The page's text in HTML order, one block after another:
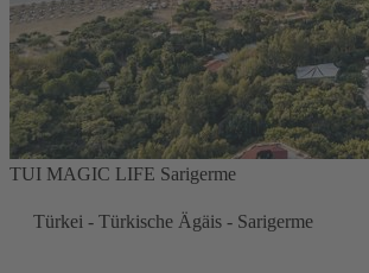
TUI MAGIC LIFE Sarigerme
Türkei - Türkische Ägäis - Sarigerme